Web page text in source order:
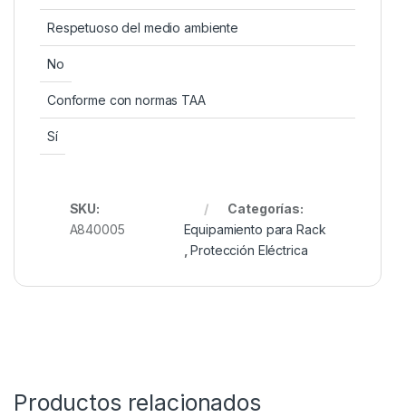
Respetuoso del medio ambiente
No
Conforme con normas TAA
Sí
SKU:
A840005
Categorías:
Equipamiento para Rack
,Protección Eléctrica
Productos relacionados